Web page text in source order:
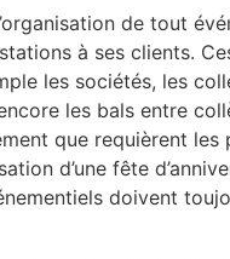
de tout
à ses clients.
les sociétés, les
les bals entre
que requièrent
d’une fête
doivent